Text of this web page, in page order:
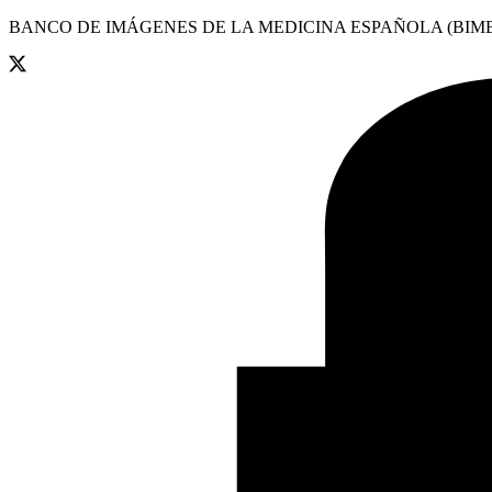
BANCO DE IMÁGENES DE LA MEDICINA ESPAÑOLA